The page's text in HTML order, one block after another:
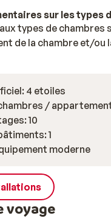
sur les types
types de chambres
de la chambre et/ou
4 etoiles
/
10
1
moderne
voyage